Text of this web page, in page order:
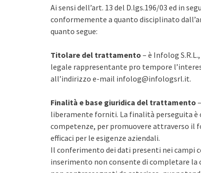
Ai sensi dell’art. 13 del D.lgs.196/03 ed in
conformemente a quanto disciplinato
quanto segue:
Titolare del trattamento – è Infolog
legale rappresentante pro tempore
all’indirizzo e-mail infolog@infologsrl.it.
Finalità e base giuridica del trattamento
liberamente forniti. La finalità perseguita è
competenze, per promuovere attraverso il
efficaci per le esigenze aziendali.
Il conferimento dei dati presenti nei campi
inserimento non consente di completare la